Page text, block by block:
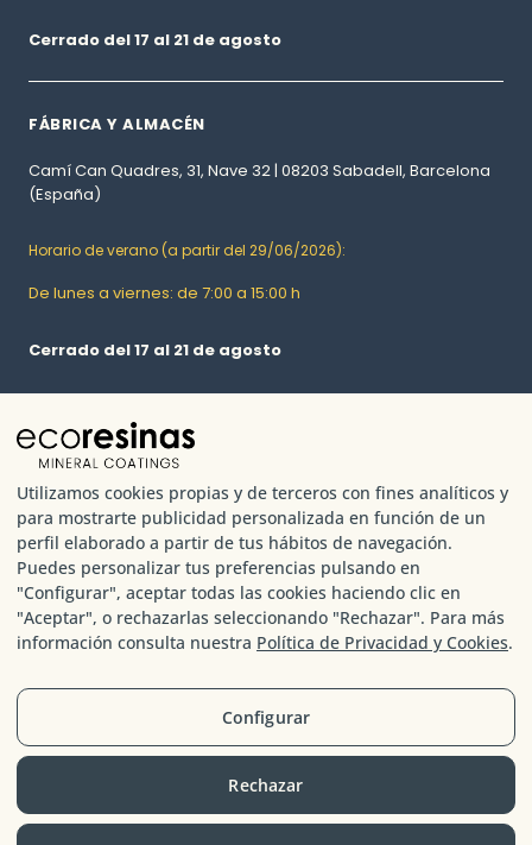
Cerrado del 17 al 21 de agosto
FÁBRICA Y ALMACÉN
Camí Can Quadres, 31, Nave 32 | 08203 Sabadell, Barcelona
(España)
Horario de verano (a partir del 29/06/2026):
De lunes a viernes: de 7:00 a 15:00 h
Cerrado del 17 al 21 de agosto
2026 – TODOS LOS DERECHOS RESERVADOS ®ecoresinas
CONTACTO
(+34) 977 079 111
comunicaciones@ecoresinas.com
SÍGUENOS EN REDES SOCIALES
Utilizamos cookies propias y de terceros con fines analíticos y
para mostrarte publicidad personalizada en función de un
perfil elaborado a partir de tus hábitos de navegación.
Puedes personalizar tus preferencias pulsando en
"Configurar", aceptar todas las cookies haciendo clic en
"Aceptar", o rechazarlas seleccionando "Rechazar". Para más
información consulta nuestra Política de Privacidad y Cookies.
Configurar
Rechazar